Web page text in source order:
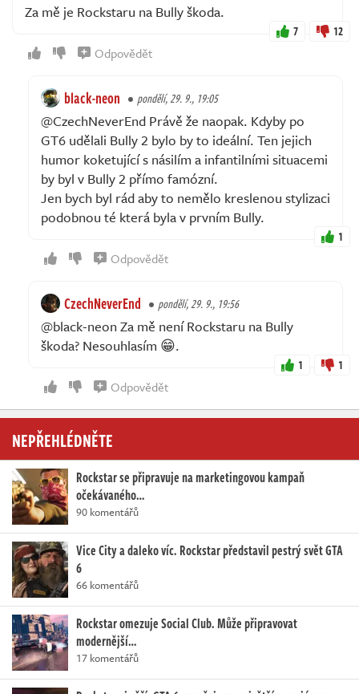
Za mě je Rockstaru na Bully škoda.
7 12
Odpovědět
black-neon pondělí, 29. 9., 19:05
@CzechNeverEnd Právě že naopak. Kdyby po
GT6 udělali Bully 2 bylo by to ideální. Ten jejich
humor koketující s násilím a infantilními situacemi
by byl v Bully 2 přímo famózní.
Jen bych byl rád aby to nemělo kreslenou stylizaci
podobnou té která byla v prvním Bully.
1
Odpovědět
CzechNeverEnd pondělí, 29. 9., 19:56
@black-neon Za mě není Rockstaru na Bully
škoda? Nesouhlasím 😁.
1 1
Odpovědět
NEPŘEHLÉDNĚTE
Rockstar se připravuje na marketingovou kampaň
očekávaného…
90 komentářů
Vice City a daleko víc. Rockstar představil pestrý svět GTA
6
66 komentářů
Rockstar omezuje Social Club. Může připravovat
modernější…
17 komentářů